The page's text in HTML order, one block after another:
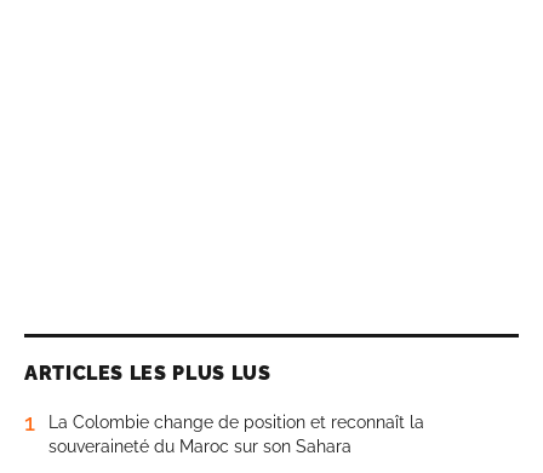
ARTICLES LES PLUS LUS
1
La Colombie change de position et reconnaît la
souveraineté du Maroc sur son Sahara